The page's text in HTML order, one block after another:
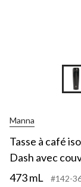
Manna
Tasse à café
Dash avec
473 mL
#142-